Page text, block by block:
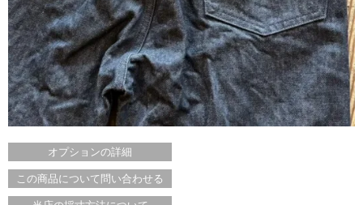
オプションの詳細
この商品について問い合わせる